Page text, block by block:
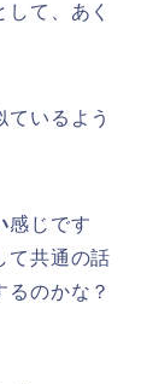
て、あく
ているよう
感じです
て共通の話
るのかな？